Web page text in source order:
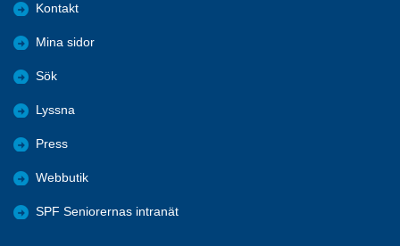
Kontakt
Mina sidor
Sök
Lyssna
Press
Webbutik
SPF Seniorernas intranät